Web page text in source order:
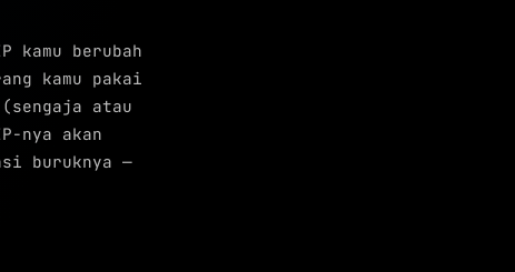
kamu berubah
kamu pakai
atau
nya akan
buruknya —